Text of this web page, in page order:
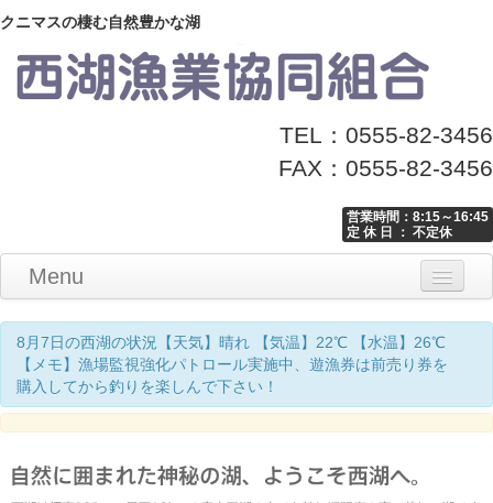
クニマスの棲む自然豊かな湖
TEL：0555-82-3456
FAX：0555-82-3456
営業時間：8:15～16:45
定 休 日 ： 不定休
Menu
Home
釣り情報
マナーとお願い
クニマス展示館
漁協からのお知らせ
お問い合わせ
8月7日の西湖の状況【天気】晴れ 【気温】22℃ 【水温】26℃
【メモ】漁場監視強化パトロール実施中、遊漁券は前売り券を
購入してから釣りを楽しんで下さい！